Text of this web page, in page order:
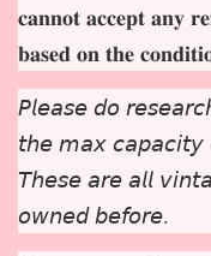
𝐜𝐚𝐧𝐧𝐨𝐭 𝐚𝐜𝐜𝐞𝐩𝐭 𝐚𝐧𝐲
𝐛𝐚𝐬𝐞𝐝 𝐨𝐧 𝐭𝐡𝐞
𝘗𝘭𝘦𝘢𝘴𝘦 𝘥𝘰
𝘵𝘩𝘦 𝘮𝘢𝘹
𝘛𝘩𝘦𝘴𝘦 𝘢𝘳𝘦 𝘢𝘭𝘭
𝘰𝘸𝘯𝘦𝘥 𝘣𝘦𝘧𝘰𝘳𝘦.